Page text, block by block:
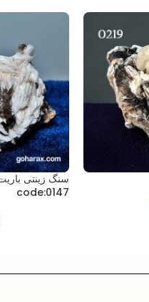
سنگ زینتی
code:0147